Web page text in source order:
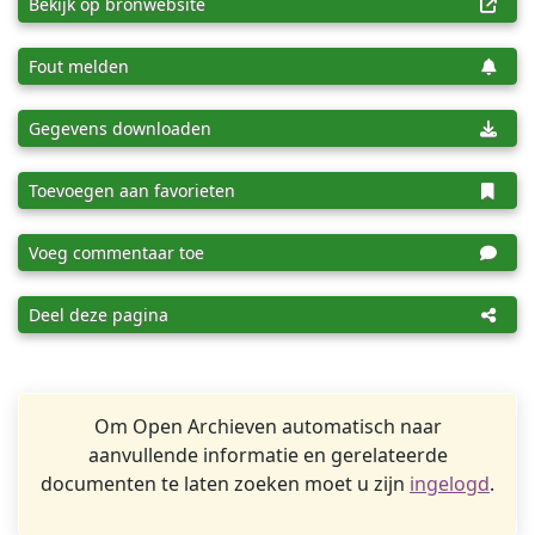
Fout melden
Gegevens downloaden
Toevoegen aan favorieten
Voeg commentaar toe
Deel deze pagina
Om Open Archieven automatisch naar
aanvullende informatie en gerelateerde
documenten te laten zoeken moet u zijn ingelogd.